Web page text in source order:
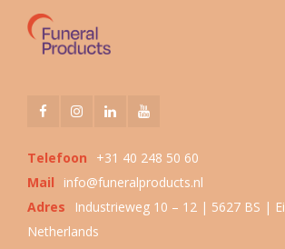
Telefoon
+31 40 248 50 60
Mail
info@funeralproducts.nl
Adres
Industrieweg 10 – 12 | 5627 BS |
Netherlands